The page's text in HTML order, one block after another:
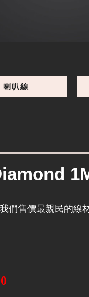
喇叭線
們售價最親民的線